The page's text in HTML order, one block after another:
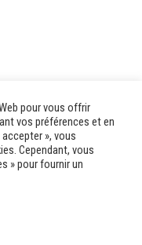
pour vous offrir
vos préférences et en
», vous
Cependant, vous
» pour fournir un